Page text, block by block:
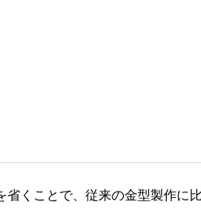
くことで、従来の金型製作に